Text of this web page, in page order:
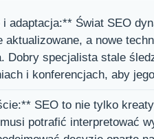
i adaptacja:** Świat SEO
aktualizowane, a nowe
Dobry specjalista stale
i konferencjach, aby
SEO to nie tylko
potrafić interpretować